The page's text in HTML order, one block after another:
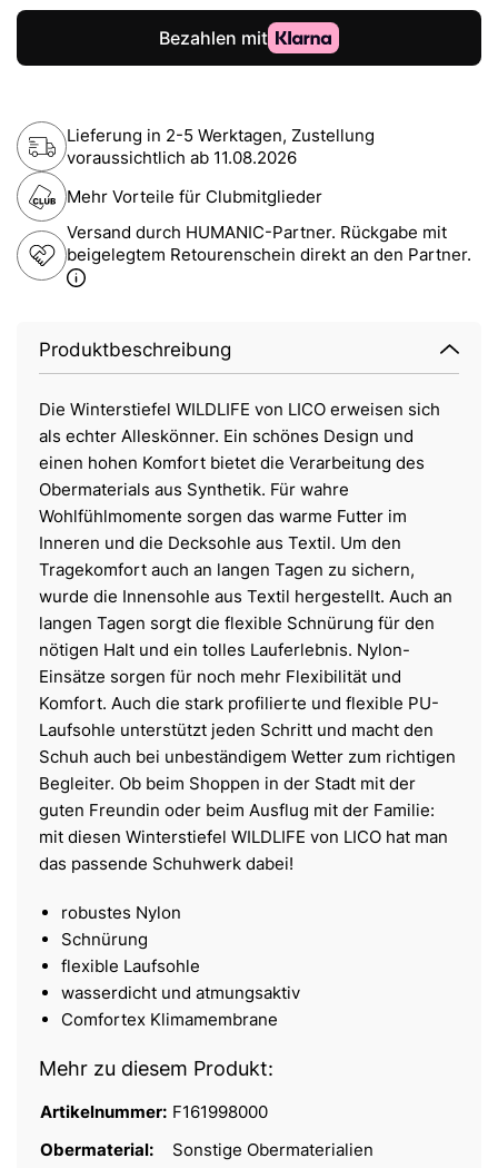
Lieferung in 2-5 Werktagen, Zustellung
voraussichtlich ab 11.08.2026
Mehr Vorteile für Clubmitglieder
Versand durch HUMANIC-Partner. Rückgabe mit
beigelegtem Retourenschein direkt an den Partner.
Produktbeschreibung
Die Winterstiefel WILDLIFE von LICO erweisen sich
als echter Alleskönner. Ein schönes Design und
einen hohen Komfort bietet die Verarbeitung des
Obermaterials aus Synthetik. Für wahre
Wohlfühlmomente sorgen das warme Futter im
Inneren und die Decksohle aus Textil. Um den
Tragekomfort auch an langen Tagen zu sichern,
wurde die Innensohle aus Textil hergestellt. Auch an
langen Tagen sorgt die flexible Schnürung für den
nötigen Halt und ein tolles Lauferlebnis. Nylon-
Einsätze sorgen für noch mehr Flexibilität und
Komfort. Auch die stark profilierte und flexible PU-
Laufsohle unterstützt jeden Schritt und macht den
Schuh auch bei unbeständigem Wetter zum richtigen
Begleiter. Ob beim Shoppen in der Stadt mit der
guten Freundin oder beim Ausflug mit der Familie:
mit diesen Winterstiefel WILDLIFE von LICO hat man
das passende Schuhwerk dabei!
robustes Nylon
Schnürung
flexible Laufsohle
wasserdicht und atmungsaktiv
Comfortex Klimamembrane
Mehr zu diesem Produkt:
Artikelnummer: F161998000
Obermaterial:
Sonstige Obermaterialien